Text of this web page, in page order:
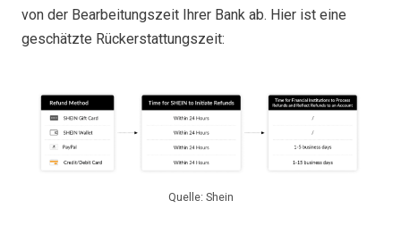
von der Bearbeitungszeit Ihrer Bank ab. Hier ist eine
geschätzte Rückerstattungszeit:
Quelle: Shein